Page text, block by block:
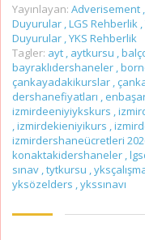
Yayınlayan: Adverisement ,
Duyurular ,LGS Rehberlik ,
Duyurular ,YKS Rehberlik
Tagler: ayt , aytkursu ,
bayraklıdershaneler ,
çankayadakikurslar ,
dershanefiyatları ,
izmirdeeniyiykskurs ,
,izmirdekieniyikurs ,
izmirdershaneücretleri
konaktakidershaneler ,
sınav ,tytkursu ,
yksözelders ,ykssınavı